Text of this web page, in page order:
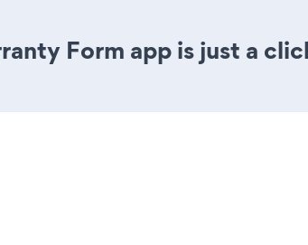
Form app is just a